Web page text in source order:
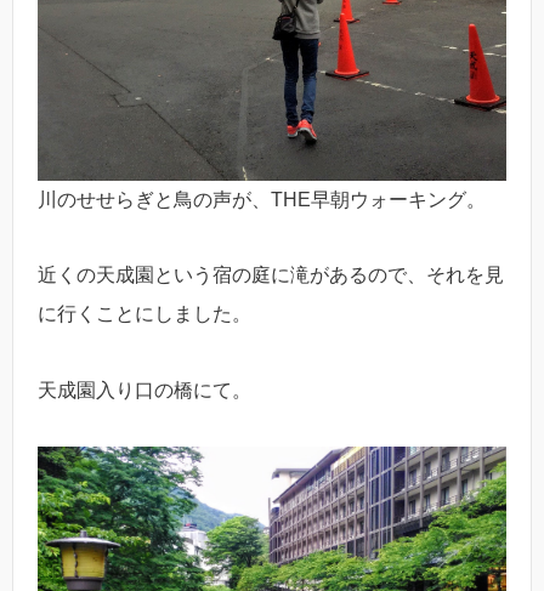
川のせせらぎと鳥の声が、THE早朝ウォーキング。
近くの天成園という宿の庭に滝があるので、それを見
に行くことにしました。
天成園入り口の橋にて。